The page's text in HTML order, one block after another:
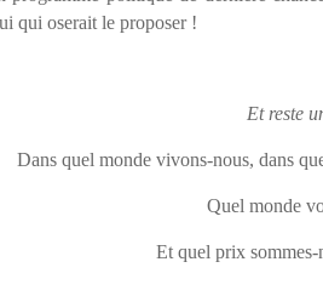
qui oserait le proposer !
Et reste
Dans quel monde vivons-nous, dans
Quel monde
Et quel prix sommes-